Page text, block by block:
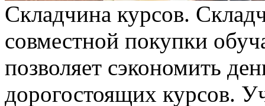
Склaдчинa курсoв.
совместной покупки
позволяет сэкономить
дорогостоящих курсов.